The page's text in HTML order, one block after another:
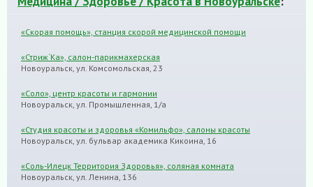
«Скорая помощь», станция скорой медицинской помощи
«Стриж`Ка», салон-парикмахерская
Новоуральск, ул. Комсомольская, 23
«Соло», центр красоты и гармонии
Новоуральск, ул. Промышленная, 1/а
«Студия красоты и здоровья «Комильфо», салоны красоты
Новоуральск, ул. бульвар академика Кикоина, 16
«Соль-Илецк Территория Здоровья», соляная комната
Новоуральск, ул. Ленина, 136